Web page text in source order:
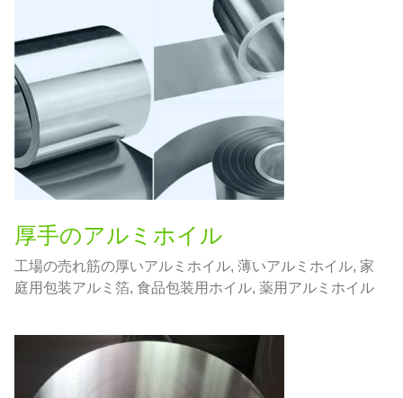
厚手のアルミホイル
工場の売れ筋の厚いアルミホイル, 薄いアルミホイル, 家
庭用包装アルミ箔, 食品包装用ホイル, 薬用アルミホイル